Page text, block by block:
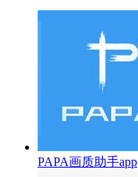
PAPA画质助手app